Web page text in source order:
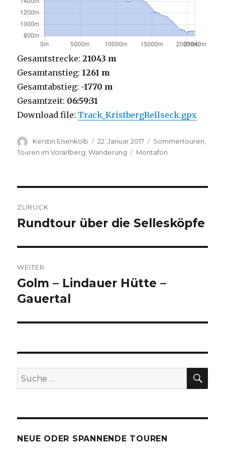
Gesamtstrecke: 21043 m
Gesamtanstieg: 1261 m
Gesamtabstieg: -1770 m
Gesamtzeit: 06:59:31
Download file: Track_KristbergRellseck.gpx
Autor
Kerstin Eisenkolb
Veröffentlicht
am
22. Januar 2017 Kategorien
Sommertouren,
Touren im Vorarlberg ,Wanderung Schlagwörter
Montafon
ZURÜCK
Vorheriger
Rundtour über die Sellesköpfe
WEITER
Nächster
Beitrag:
Golm – Lindauer Hütte –
Gauertal
Suche
nach:
NEUE ODER SPANNENDE TOUREN